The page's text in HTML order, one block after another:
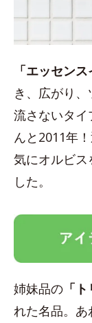
「エッセン
き、広がり
流さないタ
んと2011年
気にオルビス
した。
姉妹品の 「
れた名品。